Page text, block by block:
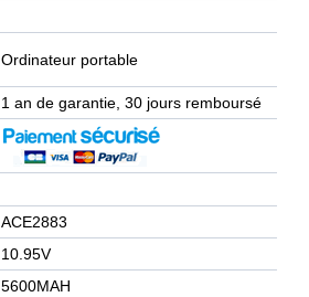
Ordinateur portable
1 an de garantie, 30 jours remboursé
ACE2883
10.95V
5600MAH